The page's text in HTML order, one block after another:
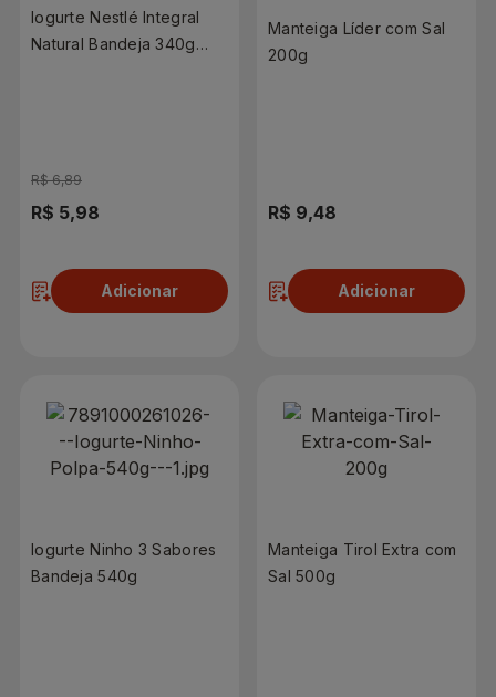
Iogurte Nestlé Integral
Natural Bandeja 340g
R$ 6,89
R$ 5,98
Adicionar
Manteiga Líder com Sal
200g
R$ 9,48
Adicionar
Iogurte Ninho 3 Sabores
Bandeja 540g
Manteiga Tirol Extra com
Sal 500g